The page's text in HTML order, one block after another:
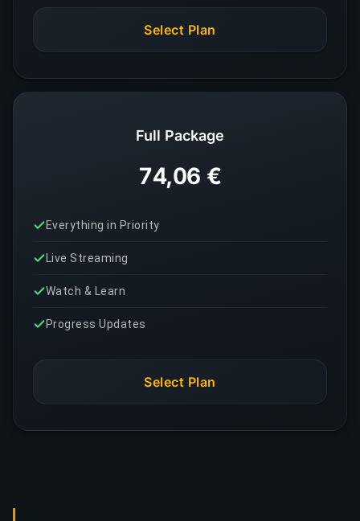
Select Plan
Full Package
74,06 €
Everything in Priority
Live Streaming
Watch & Learn
Progress Updates
Select Plan